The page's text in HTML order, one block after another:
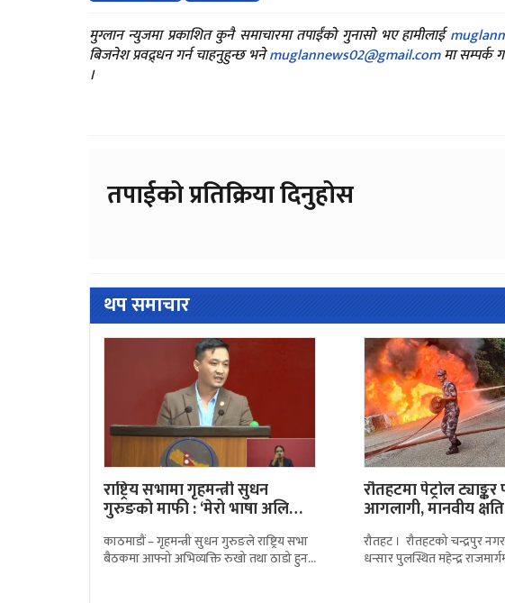
मुग्लान न्युजमा प्रकाशित कुनै समाचारमा तपाईंको गुनासो भए हामीलाई
बिजनेश प्रवद्र्धन गर्न चाहनुहुन्छ भनेmuglannews02@gmail.comमा सम्पर्क
।
तपाईको प्रतिक्रिया दिनुहोस
थप समाचार
राष्ट्रिय सभामा गृहमन्त्री सुधन
गुरुङको माफी : ‘मेरो भाषा अलि…
काठमाडौं – गृहमन्त्री सुधन गुरुङले राष्ट्रिय सभा
बैठकमा आफ्नो अभिव्यक्ति रुखो तथा ठाडो हुन
रौतहटमा पेट्रोल
आगलागी, मानवीय
रौतहट । रौतहटको चन्द्रपुर
धन्सार पुलस्थित महेन्द्र